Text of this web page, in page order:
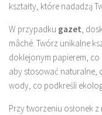
kształty, które nadadzą
W przypadku gazet,
mâché. Twórz unikalne
doklejonym papierem, co
aby stosować naturalne,
wody, co podkreśli
Przy tworzeniu osłonek